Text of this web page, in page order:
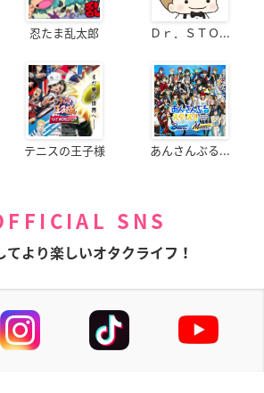
忍たま乱太郎 Ｄｒ．ＳＴＯ...
テニスの王子様 あんさんぶる...
SNS
てより楽しいオタクライフ！